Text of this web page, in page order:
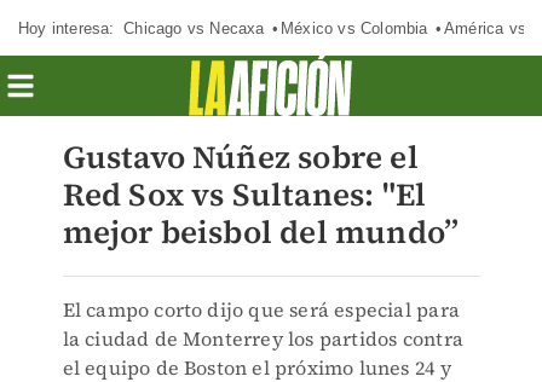
Hoy interesa: Chicago vs Necaxa México vs Colombia América vs
Gustavo Núñez sobre el
Red Sox vs Sultanes: "El
mejor beisbol del mundo”
El campo corto dijo que será especial para
la ciudad de Monterrey los partidos contra
el equipo de Boston el próximo lunes 24 y